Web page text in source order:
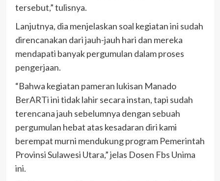
tersebut,” tulisnya.
Lanjutnya, dia menjelaskan soal kegiatan ini sudah
direncanakan dari jauh-jauh hari dan mereka
mendapati banyak pergumulan dalam proses
pengerjaan.
“Bahwa kegiatan pameran lukisan Manado
BerARTi ini tidak lahir secara instan, tapi sudah
terencana jauh sebelumnya dengan sebuah
pergumulan hebat atas kesadaran diri kami
berempat murni mendukung program Pemerintah
Provinsi Sulawesi Utara,” jelas Dosen Fbs Unima
ini.